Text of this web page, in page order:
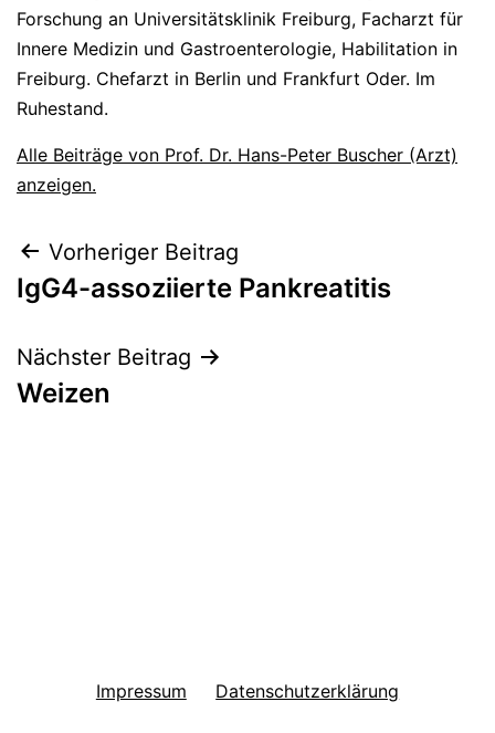
Forschung an Universitätsklinik Freiburg, Facharzt für
Innere Medizin und Gastroenterologie, Habilitation in
Freiburg. Chefarzt in Berlin und Frankfurt Oder. Im
Ruhestand.
Alle Beiträge von Prof. Dr. Hans-Peter Buscher (Arzt)
anzeigen.
Beitragsnavigation
Vorheriger Beitrag
IgG4-assoziierte Pankreatitis
Nächster Beitrag
Weizen
Impressum Datenschutzerklärung